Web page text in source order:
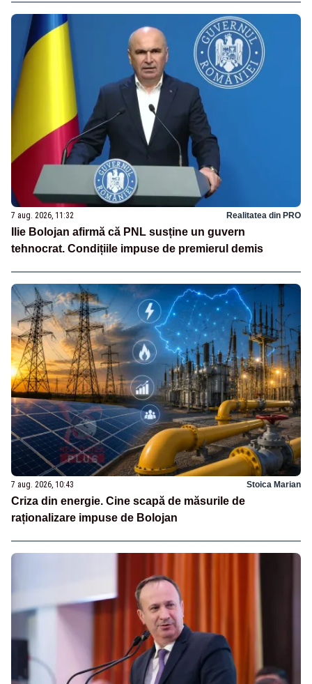
7 aug. 2026, 11:32 Realitatea din PRO
Ilie Bolojan afirmă că PNL susține un guvern
tehnocrat. Condițiile impuse de premierul demis
7 aug. 2026, 10:43 Stoica Marian
Criza din energie. Cine scapă de măsurile de
raționalizare impuse de Bolojan